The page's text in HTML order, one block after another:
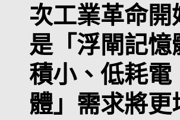
次工業革命
是「浮閘記
積小、低耗
體」需求將